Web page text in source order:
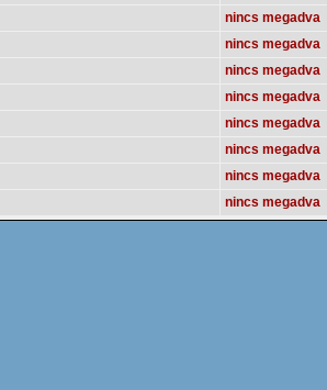
nincs megadva
nincs megadva
nincs megadva
nincs megadva
nincs megadva
nincs megadva
nincs megadva
nincs megadva